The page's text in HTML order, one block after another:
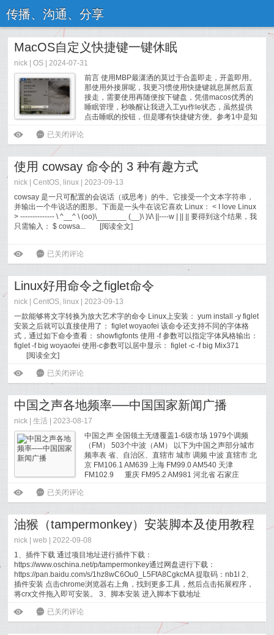
传播、沟通、分享
MacOS自定义快捷键一键休眠
nick |OS | 2024-07-31
前言 使用MBP最潇洒的莫过于合盖即走，开盖即用。
那使用外接屏呢，我更习惯使用快捷键就息屏然后直
接走，需要使用再随便按下键盘，凭借macos优秀的
睡眠管理，秒唤醒让我进入工yu作le状态，虽然提供
点击睡眠的按钮，但是哪有快捷键方便。参考1中是知
切实有效的答案。 下面是我总结的四个可以达到...
ė 6 MacOS自定义快捷键一键休眠
已关闭评论
使用 cowsay 命令的 3 种有趣方式
nick |CentOS, linux | 2023-09-13
cowsay 是一只可配置的会说话（或思考）的牛。它接受一个文本字符串，
并输出一个牛说话的图形。下面是一头牛在说它喜欢 Linux： < I love Linux
> -------------- \ ^__^ \ (oo)\_______ (__)\ )\/\ ||----w | || || 要得到这个结果，我
只需输入： $ cowsa...
[阅读全文]
ė 6 使用 cowsay 命令的 3 种有趣方式
已关闭评论
Linux好用命令之figlet命令
nick |CentOS, linux | 2023-09-13
一款能够将文字转换为放大艺术字的命令 Linux上安装： yum install -y figlet
安装之后就可以直接使用了： figlet woyaofei 该命令还支持不同的字体格
式，通过如下命令查看： showfigfonts 使用 -f 参数可以指定字体风格输出：
figlet -f big woyaofei 使用-c参数可以居中显示： figlet -c -f big Mix371
[阅读全文]
ė 6 Linux好用命令之figlet命令
已关闭评论
中国之声各地频率──中国国家新闻广播
nick |生活 | 2023-08-17
中国之声 全国领土无缝覆盖1-6级市场 1979个调频
（FM） 503个中波（AM） 以下为中国之声部分城市
频率表 省、自治区、直辖市 城市 调频 中波 直辖市 北
京 FM106.1 AM639 上海 FM99.0 AM540 天津
FM102.9 重庆 FM95.2 AM981 河北省 石家庄
FM99.5 ...
[阅读全文
ė 6 中国之声各地频率──中国国家新闻广播
已关闭评论
油猴（tampermonkey）安装脚本及使用教程
nick |web
| 2022-09-08
1、插件下载 通过项目地址进行插件下载：
https://www.oschina.net/p/tampermonkey通过网盘进行下载：
https://pan.baidu.com/s/1hz8wC6Ou0_L5FfA8CgkcMA 提取码：nb1l 2、
插件安装 点击chrome浏览器右上角，找到更多工具，然后点击拓展程序，
将crx文件拖入即可安装。 3、脚本安装 进入脚本下载地址
ė
6 油猴（tampermonkey）安装脚本及使用教程
已关闭评论